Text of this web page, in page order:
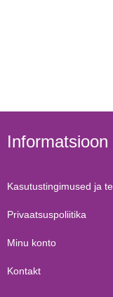
Informatsioon
Kasutustingimused ja
Privaatsuspoliitika
Minu konto
Kontakt